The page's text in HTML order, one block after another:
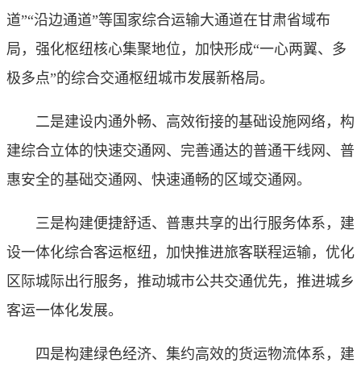
道”“沿边通道”等国家综合运输大通道在甘肃省域布
局，强化枢纽核心集聚地位，加快形成“一心两翼、多
极多点”的综合交通枢纽城市发展新格局。
二是建设内通外畅、高效衔接的基础设施网络，构
建综合立体的快速交通网、完善通达的普通干线网、普
惠安全的基础交通网、快速通畅的区域交通网。
三是构建便捷舒适、普惠共享的出行服务体系，建
设一体化综合客运枢纽，加快推进旅客联程运输，优化
区际城际出行服务，推动城市公共交通优先，推进城乡
客运一体化发展。
四是构建绿色经济、集约高效的货运物流体系，建